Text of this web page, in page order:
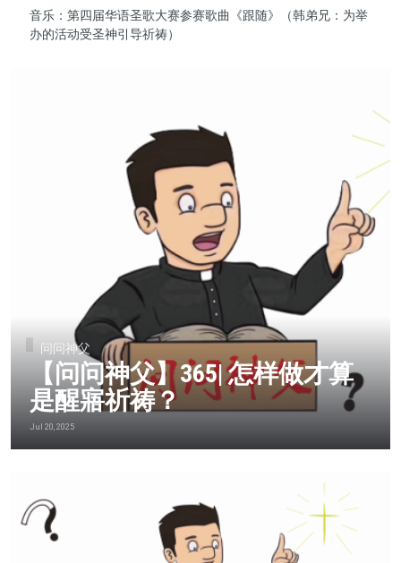
音乐：第四届华语圣歌大赛参赛歌曲《跟随》（韩弟兄：为举
办的活动受圣神引导祈祷）
问问神父
【问问神父】365| 怎样做才算
是醒寤祈祷？
Jul 20, 2025